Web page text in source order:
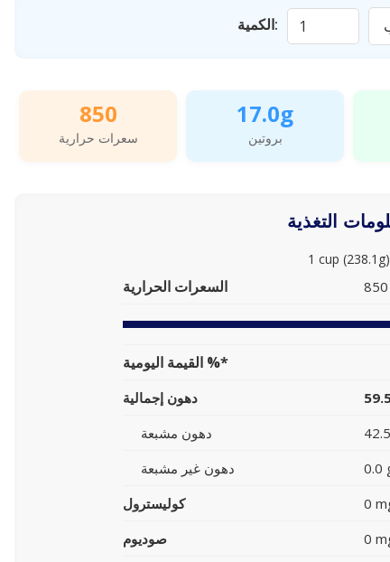
الكمية:
850
سعرات حرارية
17.0g
بروتين
التغذية
1 cup (238.1g)
السعرات الحرارية 850
القيمة اليومية %*
دهون إجمالية
دهون مشبعة
دهون غير مشبعة
0.0
كوليسترول
0
صوديوم
0